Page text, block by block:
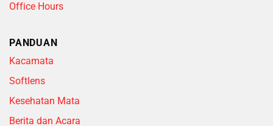
Office Hours
PANDUAN
Kacamata
Softlens
Kesehatan Mata
Berita dan Acara